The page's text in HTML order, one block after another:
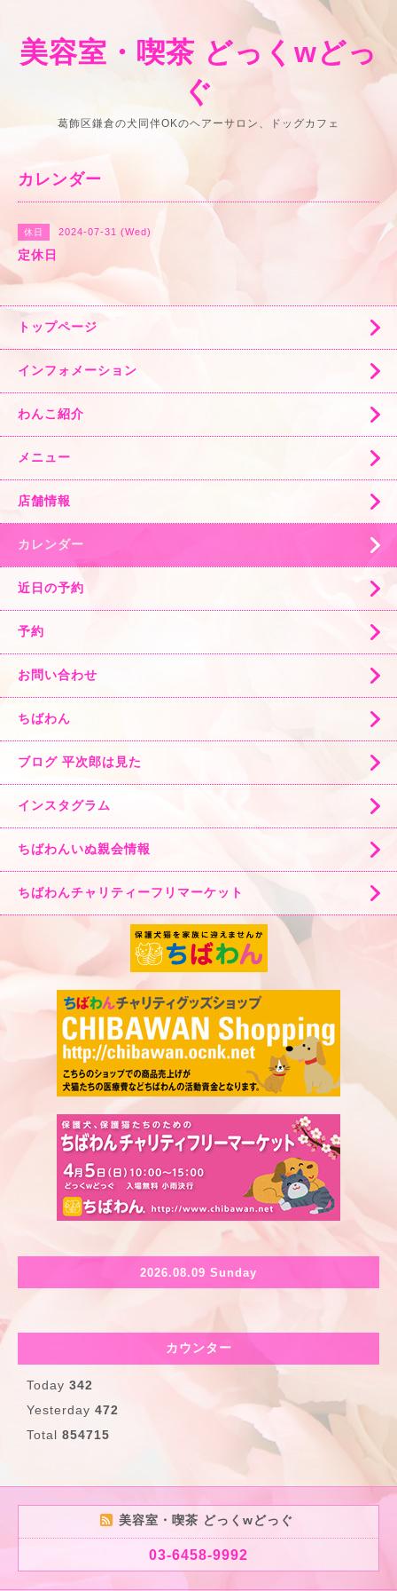
美容室・喫茶 どっくwどっ
ぐ
葛飾区鎌倉の犬同伴OKのヘアーサロン、ドッグカフェ
カレンダー
休日 2024-07-31 (Wed)
定休日
トップページ
インフォメーション
わんこ紹介
メニュー
店舗情報
カレンダー
近日の予約
予約
お問い合わせ
ちばわん
ブログ 平次郎は見た
インスタグラム
ちばわんいぬ親会情報
ちばわんチャリティーフリマーケット
2026.08.09 Sunday
カウンター
Today 342
Yesterday 472
Total 854715
美容室・喫茶 どっくwどっぐ
03-6458-9992